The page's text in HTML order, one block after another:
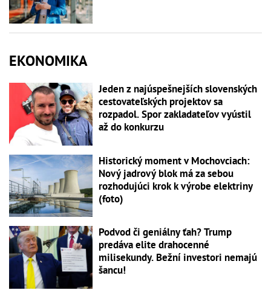
EKONOMIKA
Jeden z najúspešnejších slovenských
cestovateľských projektov sa
rozpadol. Spor zakladateľov vyústil
až do konkurzu
Historický moment v Mochovciach:
Nový jadrový blok má za sebou
rozhodujúci krok k výrobe elektriny
(foto)
Podvod či geniálny ťah? Trump
predáva elite drahocenné
milisekundy. Bežní investori nemajú
šancu!